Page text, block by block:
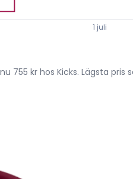
1 juli
kr hos Kicks. Lägsta